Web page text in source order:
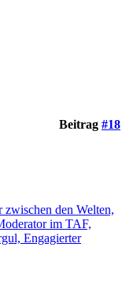
Beitrag #18
zwischen den Welten,
im TAF,
Engagierter